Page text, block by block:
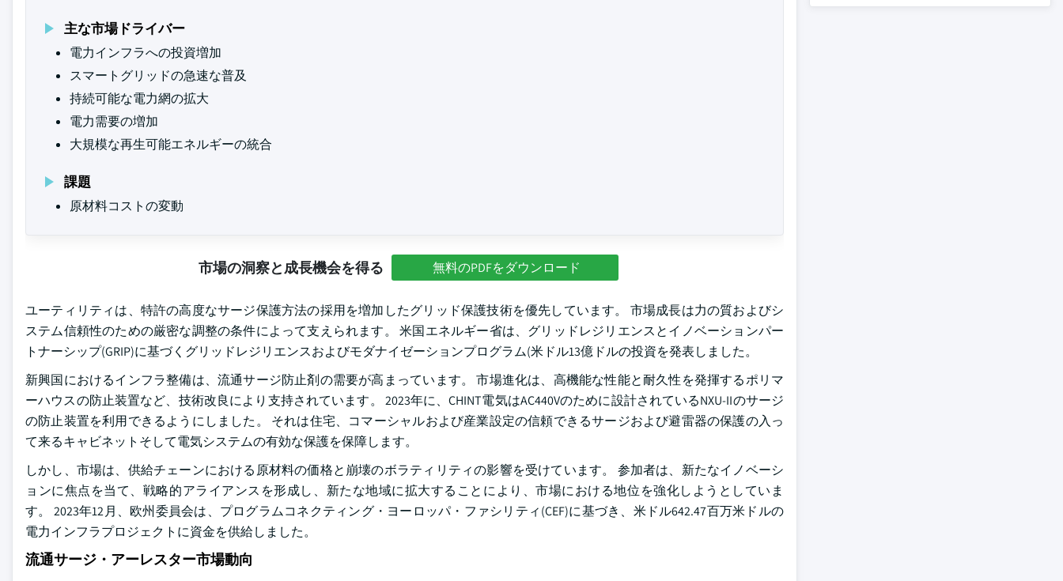
主な市場ドライバー
電力インフラへの投資増加
スマートグリッドの急速な普及
持続可能な電力網の拡大
電力需要の増加
大規模な再生可能エネルギーの統合
課題
原材料コストの変動
市場の洞察と成長機会を得る 無料のPDFをダウンロード
ユーティリティは、特許の高度なサージ保護方法の採用を増加したグリッド保護技術を優先しています。 市場成長は力の質およびシ
ステム信頼性のための厳密な調整の条件によって支えられます。 米国エネルギー省は、グリッドレジリエンスとイノベーションパー
トナーシップ(GRIP)に基づくグリッドレジリエンスおよびモダナイゼーションプログラム(米ドル13億ドルの投資を発表しました。
新興国におけるインフラ整備は、流通サージ防止剤の需要が高まっています。 市場進化は、高機能な性能と耐久性を発揮するポリマ
ーハウスの防止装置など、技術改良により支持されています。 2023年に、CHINT電気はAC440Vのために設計されているNXU-IIのサージ
の防止装置を利用できるようにしました。 それは住宅、コマーシャルおよび産業設定の信頼できるサージおよび避雷器の保護の入っ
て来るキャビネットそして電気システムの有効な保護を保障します。
しかし、市場は、供給チェーンにおける原材料の価格と崩壊のボラティリティの影響を受けています。 参加者は、新たなイノベーシ
ョンに焦点を当て、戦略的アライアンスを形成し、新たな地域に拡大することにより、市場における地位を強化しようとしていま
す。 2023年12月、欧州委員会は、プログラムコネクティング・ヨーロッパ・ファシリティ(CEF)に基づき、米ドル642.47百万米ドルの
電力インフラプロジェクトに資金を供給しました。
流通サージ・アーレスター市場動向